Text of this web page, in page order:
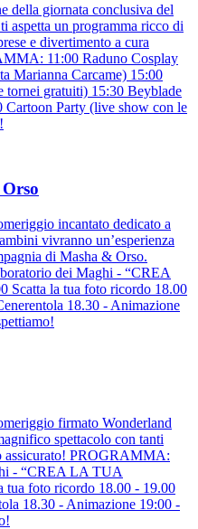
della giornata conclusiva del
aspetta un programma ricco di
e divertimento a cura
11:00 Raduno Cosplay
Marianna Carcame) 15:00
tornei gratuiti) 15:30 Beyblade
Party (live show con le
incantato dedicato a
vivranno un’esperienza
di Masha & Orso.
dei Maghi - “CREA
la tua foto ricordo 18.00
18.30 - Animazione
firmato Wonderland
spettacolo con tanti
assicurato! PROGRAMMA:
- “CREA LA TUA
tua foto ricordo 18.00 - 19.00
18.30 - Animazione 19:00 -